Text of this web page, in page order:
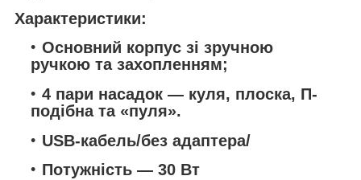
Характеристики:
Основний корпус зі зручною
ручкою та захопленням;
4 пари насадок — куля, плоска, П-
подібна та «пуля».
USB-кабель/без адаптера/
Потужність — 30 Вт